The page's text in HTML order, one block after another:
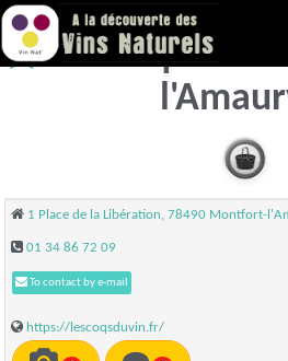
Les Coqs du
1 Place de la Libération, 78490 Montfort-
01 34 86 72 09
To contact by e-mail
https://lescoqsduvin.fr/